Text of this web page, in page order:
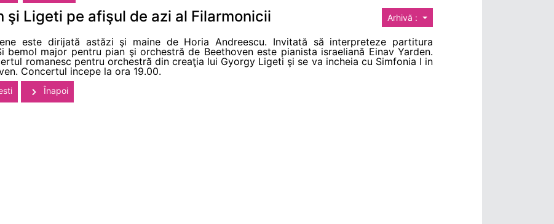
Arhivă :
şi Ligeti pe afişul de azi al Filarmonicii
este dirijată astăzi şi maine de Horia Andreescu. Invitată să interpreteze partitura
major pentru pian şi orchestră de Beethoven este pianista israeliană Einav Yarden.
romanesc pentru orchestră din creaţia lui Gyorgy Ligeti şi se va incheia cu Simfonia I in
Concertul incepe la ora 19.00.
Înapoi